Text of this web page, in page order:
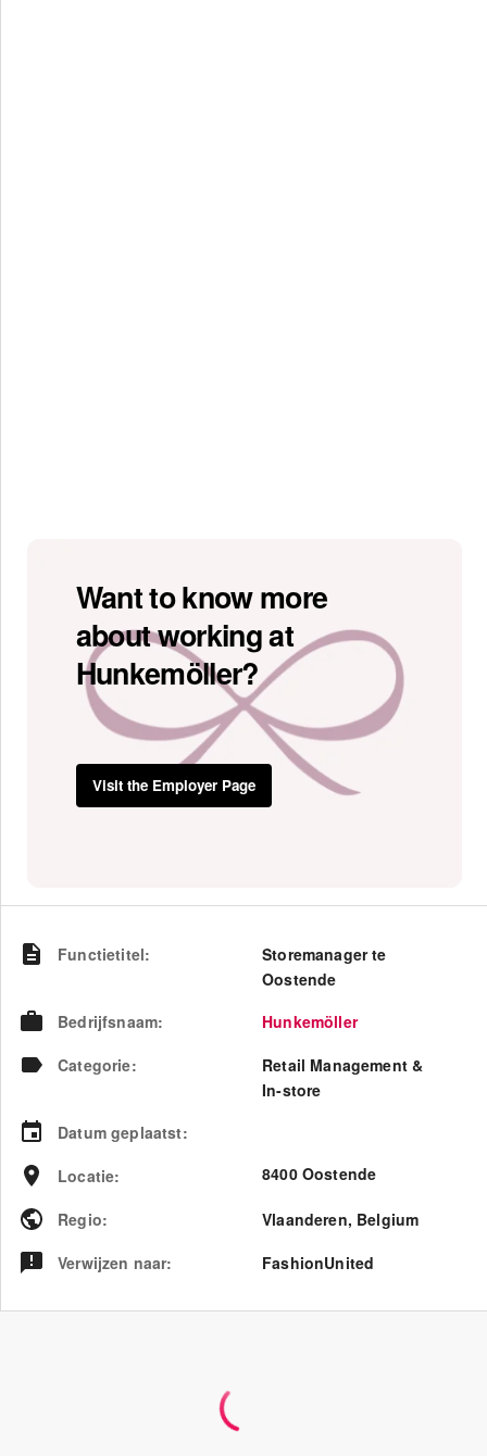
Want to know more
about working at
Hunkemöller?
Visit the Employer Page
Functietitel:
Storemanager te
Oostende
Bedrijfsnaam:
Hunkemöller
Categorie:
Retail Management &
In-store
Datum geplaatst:
Locatie: 8400 Oostende
Regio: Vlaanderen, Belgium
Verwijzen naar: FashionUnited